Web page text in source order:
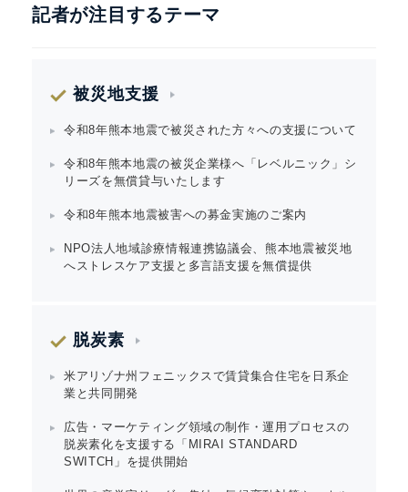
記者が注目するテーマ
被災地支援
令和8年熊本地震で被災された方々への支援について
令和8年熊本地震の被災企業様へ「レベルニック」シ
リーズを無償貸与いたします
令和8年熊本地震被害への募金実施のご案内
NPO法人地域診療情報連携協議会、熊本地震被災地
へストレスケア支援と多言語支援を無償提供
脱炭素
米アリゾナ州フェニックスで賃貸集合住宅を日系企
業と共同開発
広告・マーケティング領域の制作・運用プロセスの
脱炭素化を支援する「MIRAI STANDARD
SWITCH」を提供開始